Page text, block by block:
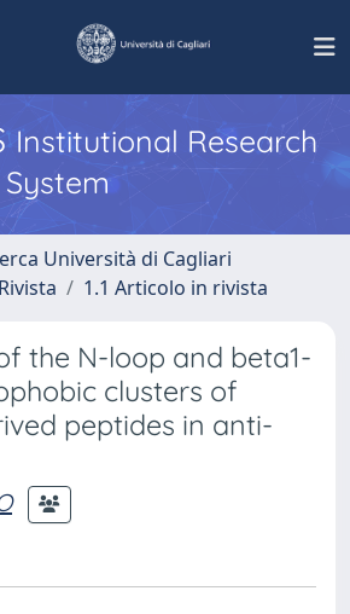
Institutional Research
Università di Cagliari
1.1 Articolo in rivista
the N-loop and beta1-
clusters of
peptides in anti-